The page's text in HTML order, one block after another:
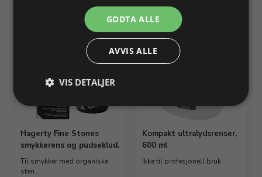
Hagerty Fine Stones
smykkerens og pudseklud.
Til smykker med organiske
sten.
Kompakt ultralydsrenser,
600 ml
Ikke til profesjonell bruk
GODTA ALLE
AVVIS ALLE
VIS DETALJER